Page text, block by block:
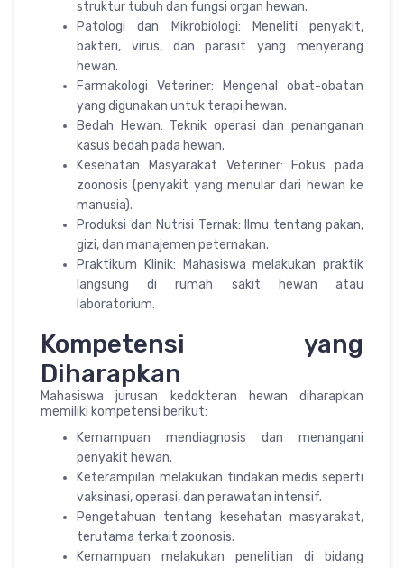
struktur tubuh dan fungsi organ hewan.
Patologi dan Mikrobiologi: Meneliti penyakit,
bakteri, virus, dan parasit yang menyerang
hewan.
Farmakologi Veteriner: Mengenal obat-obatan
yang digunakan untuk terapi hewan.
Bedah Hewan: Teknik operasi dan penanganan
kasus bedah pada hewan.
Kesehatan Masyarakat Veteriner: Fokus pada
zoonosis (penyakit yang menular dari hewan ke
manusia).
Produksi dan Nutrisi Ternak: Ilmu tentang pakan,
gizi, dan manajemen peternakan.
Praktikum Klinik: Mahasiswa melakukan praktik
langsung di rumah sakit hewan atau
laboratorium.
Kompetensi yang
Diharapkan
Mahasiswa jurusan kedokteran hewan diharapkan
memiliki kompetensi berikut:
Kemampuan mendiagnosis dan menangani
penyakit hewan.
Keterampilan melakukan tindakan medis seperti
vaksinasi, operasi, dan perawatan intensif.
Pengetahuan tentang kesehatan masyarakat,
terutama terkait zoonosis.
Kemampuan melakukan penelitian di bidang